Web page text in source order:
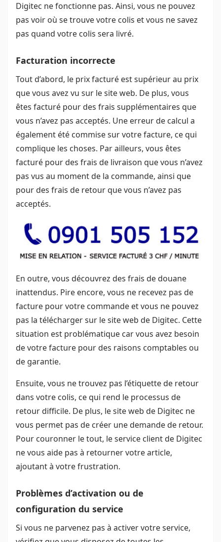
Digitec ne fonctionne pas. Ainsi, vous ne pouvez
pas voir où se trouve votre colis et vous ne savez
pas quand votre colis sera livré.
Facturation incorrecte
Tout d’abord, le prix facturé est supérieur au prix
que vous avez vu sur le site web. De plus, vous
êtes facturé pour des frais supplémentaires que
vous n’avez pas acceptés. Une erreur de calcul a
également été commise sur votre facture, ce qui
complique les choses. Par ailleurs, vous êtes
facturé pour des frais de livraison que vous n’avez
pas vus au moment de la commande, ainsi que
pour des frais de retour que vous n’avez pas
acceptés.
En outre, vous découvrez des frais de douane
inattendus. Pire encore, vous ne recevez pas de
facture pour votre commande et vous ne pouvez
pas la télécharger sur le site web de Digitec. Cette
situation est problématique car vous avez besoin
de votre facture pour des raisons comptables ou
de garantie.
Ensuite, vous ne trouvez pas l’étiquette de retour
dans votre colis, ce qui rend le processus de
retour difficile. De plus, le site web de Digitec ne
vous permet pas de créer une demande de retour.
Pour couronner le tout, le service client de Digitec
ne vous aide pas à retourner votre article,
ajoutant à votre frustration.
Problèmes d’activation ou de
configuration du service
Si vous ne parvenez pas à activer votre service,